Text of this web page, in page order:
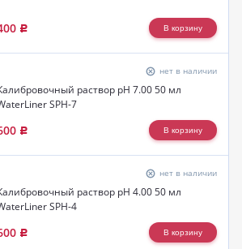
Р
нет в наличии
раствор pH 7.00 50 мл
SPH-7
Р
нет в наличии
раствор pH 4.00 50 мл
SPH-4
Р